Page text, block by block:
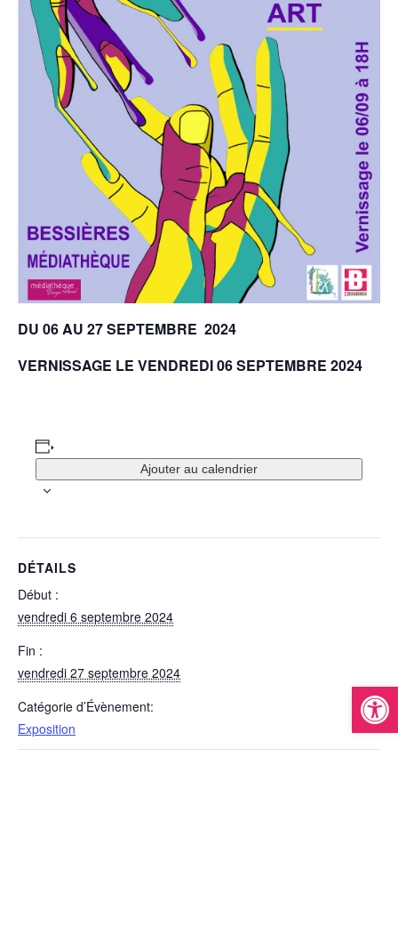
Ouvrir
DU 06 AU 27 SEPTEMBRE 2024
VERNISSAGE LE VENDREDI 06 SEPTEMBRE 2024
Ajouter au calendrier
DÉTAILS
Début :
vendredi 6 septembre 2024
Fin :
vendredi 27 septembre 2024
Catégorie d’Évènement:
Exposition